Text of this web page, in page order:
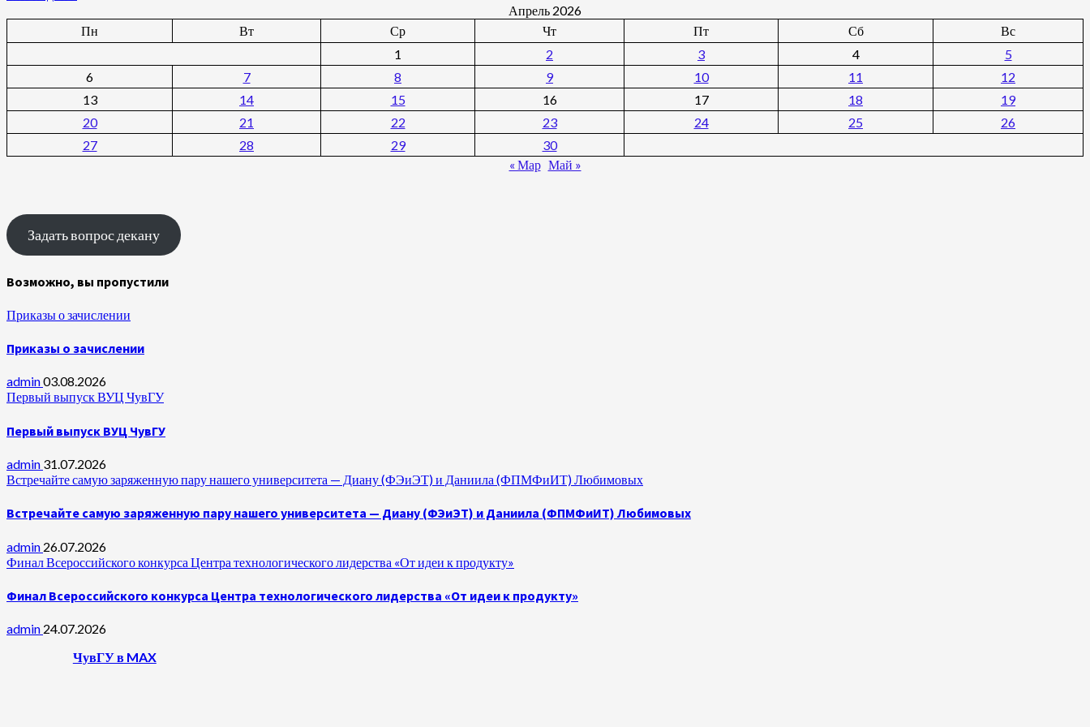
Апрель 2026
Пн
Вт Ср Чт Пт Сб
Вс
1
2 3 4
5
6
7 8 9 10 11
12
13
14 15 16 17 18
19
20
21 22 23 24 25
26
27
28 29
30
« Мар Май »
Задать вопрос декану
Возможно, вы пропустили
Приказы о зачислении
Приказы о зачислении
admin03.08.2026
Первый выпуск ВУЦ ЧувГУ
Первый выпуск ВУЦ ЧувГУ
admin 31.07.2026
Встречайте самую заряженную пару нашего университета — Диану (ФЭиЭТ) и Даниила (ФПМФиИТ) Любимовых
Встречайте самую заряженную пару нашего университета — Диану (ФЭиЭТ) и Даниила (ФПМФиИТ) Любимовых
admin 26.07.2026
Финал Всероссийского конкурса Центра технологического лидерства «От идеи к продукту»
Финал Всероссийского конкурса Центра технологического лидерства «От идеи к продукту»
admin 24.07.2026
ЧувГУ в MAX